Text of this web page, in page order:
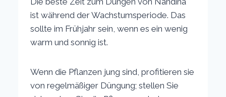
ist während der Wachstumsperiode. Das
sollte im Frühjahr sein, wenn es ein wenig
warm und sonnig ist.
Wenn die Pflanzen jung sind, profitieren sie
von regelmäßiger Düngung; stellen Sie